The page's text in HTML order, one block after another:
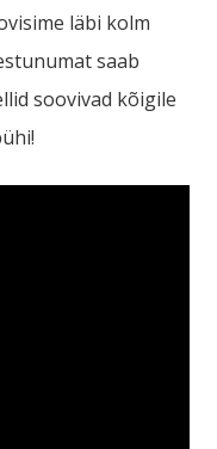
läbi kolm
saab
soovivad kõigile